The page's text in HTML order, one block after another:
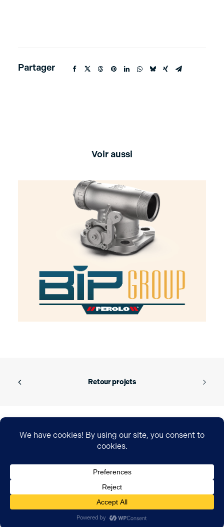
Partager
Voir aussi
Web, Retouche, Print
Retour projets
© 2026 Robbygraphics | Tous droits
Mentions légales.